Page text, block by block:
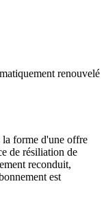
renouvelé
la forme d'une offre
de résiliation de
reconduit,
est